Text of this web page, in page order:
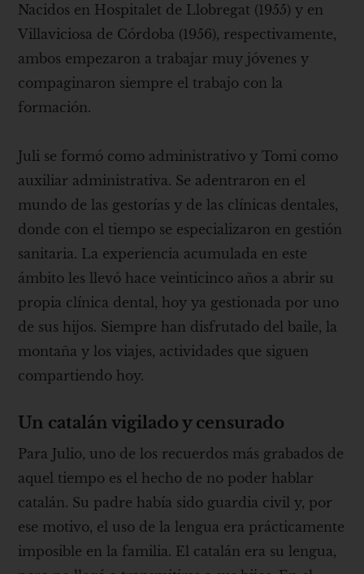
Nacidos en Hospitalet de Llobregat (1955) y en
Villaviciosa de Córdoba (1956), respectivamente,
ambos empezaron a trabajar muy jóvenes y
compaginaron siempre el trabajo con la
formación.
Juli se formó como administrativo y Tomi como
auxiliar administrativa. Se adentraron en el
mundo de las gestorías y de las clínicas dentales,
donde con el tiempo se especializaron en gestión
sanitaria. La experiencia acumulada en este
ámbito les llevó hace veinticinco años a abrir su
propia clínica dental, hoy ya gestionada por uno
de sus hijos. Siempre han disfrutado del baile, la
montaña y los viajes, actividades que siguen
compartiendo hoy.
Un catalán vigilado y censurado
Para Julio, uno de los recuerdos más grabados de
aquel tiempo es el hecho de no poder hablar
catalán. Su padre había sido guardia civil y, por
ese motivo, el uso de la lengua era prácticamente
imposible en la familia. El catalán era su lengua,